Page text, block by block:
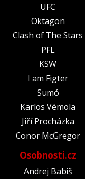
UFC
Oktagon
Clash of The Stars
PFL
KSW
I am Figter
Sumó
Karlos Vémola
Jiří Procházka
Conor McGregor
Osobnosti.cz
Andrej Babiš